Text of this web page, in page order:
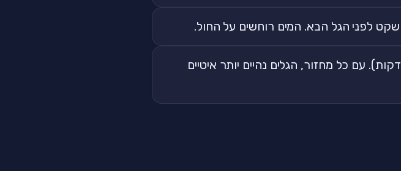
(4-5 דקות). עם כל מחזור, הגלים נהיים יותר איטיים